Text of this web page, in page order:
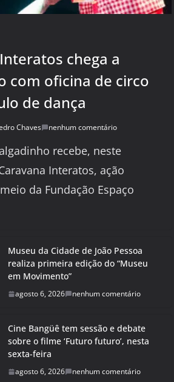
chega a
com oficina de circo
de dança
Chaves nenhum comentário
recebe, neste
Interatos, ação
da Fundação Espaço
Museu da Cidade de João Pessoa
realiza primeira edição do “Museu
em Movimento”
agosto 6, 2026 nenhum comentário
Cine Bangüê tem sessão e debate
sobre o filme ‘Futuro futuro’, nesta
sexta-feira
agosto 6, 2026 nenhum comentário